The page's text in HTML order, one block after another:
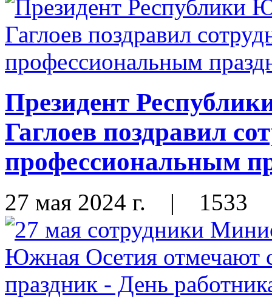
Президент
Гаглоев поздравил
профессиональным
27 мая 2024 г. | 1533